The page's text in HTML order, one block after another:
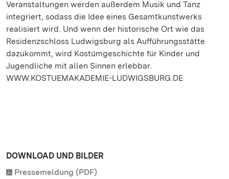
Veranstaltungen werden außerdem Musik und Tanz
integriert, sodass die Idee eines Gesamtkunstwerks
realisiert wird. Und wenn der historische Ort wie das
Residenzschloss Ludwigsburg als Aufführungsstätte
dazukommt, wird Kostümgeschichte für Kinder und
Jugendliche mit allen Sinnen erlebbar.
WWW.KOSTUEMAKADEMIE-LUDWIGSBURG.DE
DOWNLOAD UND BILDER
Pressemeldung (PDF)